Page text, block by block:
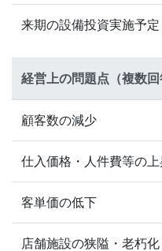
来期の設備投資実施予定
経営上の問題点（複数回
顧客数の減少
仕入価格・人件費等の
客単価の低下
店舗施設の狭隘・老朽化